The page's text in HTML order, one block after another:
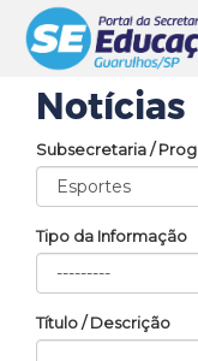
Notícias
Subsecretaria /
Tipo da Informação
Título / Descrição